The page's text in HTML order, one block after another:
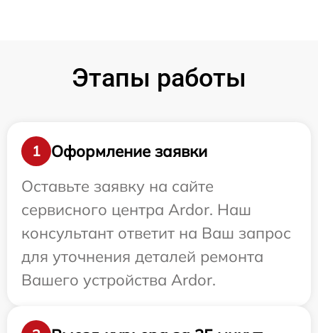
Этапы работы
1
Оформление заявки
Оставьте заявку на сайте
сервисного центра Ardor. Наш
консультант ответит на Ваш запрос
для уточнения деталей ремонта
Вашего устройства Ardor.